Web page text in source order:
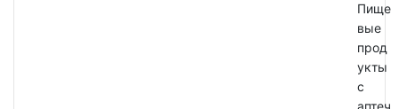
Пище
вые
прод
укты
с